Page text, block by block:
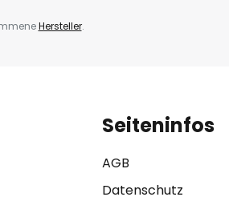
Hersteller.
Seiteninfos
AGB
Datenschutz